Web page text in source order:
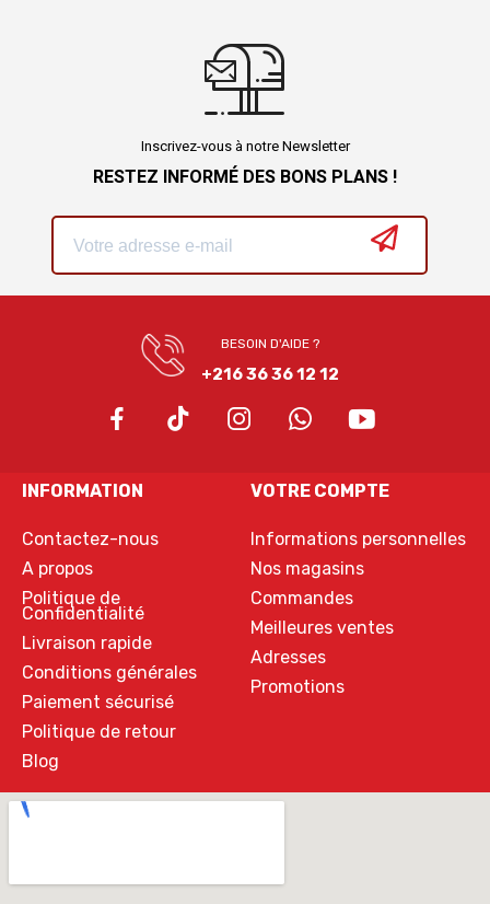
Inscrivez-vous à notre Newsletter
RESTEZ INFORMÉ DES BONS PLANS !
BESOIN D'AIDE ?
+216 36 36 12 12
INFORMATION
Contactez-nous
A propos
Politique de
Confidentialité
Livraison rapide
Conditions générales
Paiement sécurisé
Politique de retour
Blog
VOTRE COMPTE
Informations personnelles
Nos magasins
Commandes
Meilleures ventes
Adresses
Promotions